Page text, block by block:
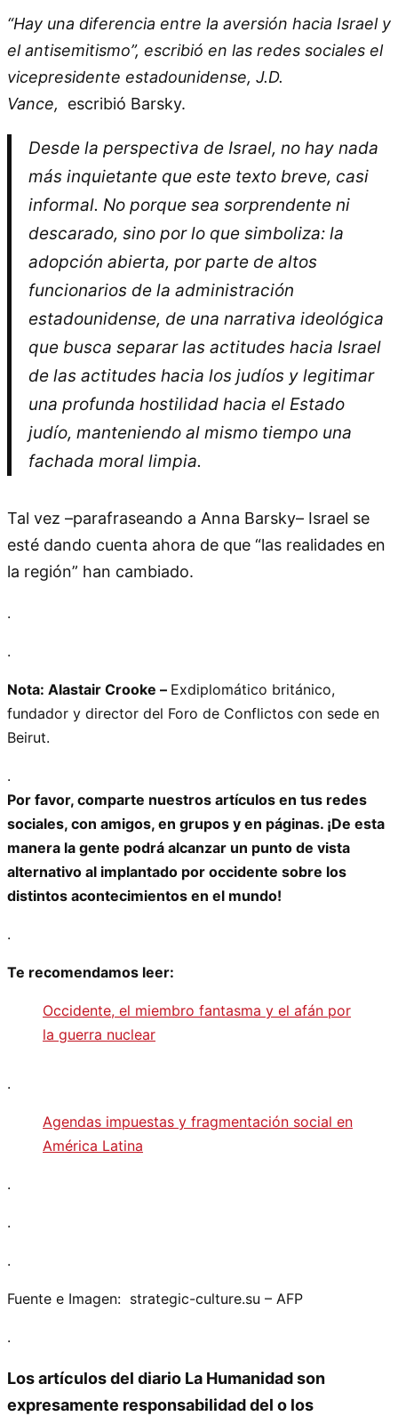
“Hay una diferencia entre la aversión hacia Israel y
el antisemitismo”, escribió en las redes sociales el
vicepresidente estadounidense, J.D.
Vance,
escribió Barsky.
Desde la perspectiva de Israel, no hay nada
más inquietante que este texto breve, casi
informal. No porque sea sorprendente ni
descarado, sino por lo que simboliza: la
adopción abierta, por parte de altos
funcionarios de la administración
estadounidense, de una narrativa ideológica
que busca separar las actitudes hacia Israel
de las actitudes hacia los judíos y legitimar
una profunda hostilidad hacia el Estado
judío, manteniendo al mismo tiempo una
fachada moral limpia.
Tal vez –parafraseando a Anna Barsky– Israel se
esté dando cuenta ahora de que “las realidades en
la región” han cambiado.
.
.
Nota: Alastair Crooke – Exdiplomático británico,
fundador y director del Foro de Conflictos con sede en
Beirut.
.
Por favor, comparte nuestros artículos en tus redes
sociales, con amigos, en grupos y en páginas. ¡De esta
manera la gente podrá alcanzar un punto de vista
alternativo al implantado por occidente sobre los
distintos acontecimientos en el mundo!
.
Te recomendamos leer:
Occidente, el miembro fantasma y el afán por
la guerra nuclear
.
Agendas impuestas y fragmentación social en
América Latina
.
.
.
Fuente e Imagen: strategic-culture.su – AFP
.
Los artículos del diario La Humanidad son
expresamente responsabilidad del o los